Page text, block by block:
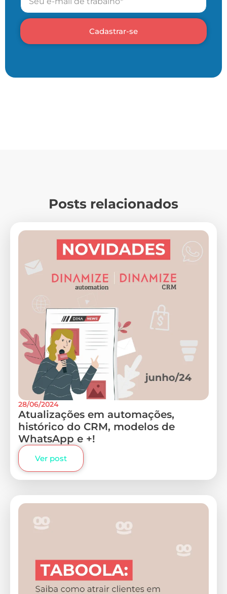
Cadastrar-se
Posts relacionados
28/06/2024
Atualizações em automações,
histórico do CRM, modelos de
WhatsApp e +!
Ver post